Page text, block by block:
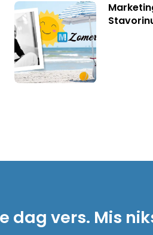
dag vers. Mis